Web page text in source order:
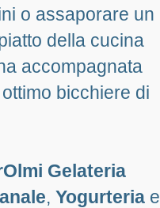
o assaporare un
della cucina
accompagnata
bicchiere di
Gelateria
, Yogurteria e